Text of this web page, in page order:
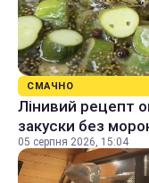
СМАЧНО
Лінивий рецепт
закуски без
05 серпня 2026, 15:04